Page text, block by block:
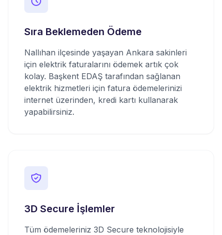
Sıra Beklemeden Ödeme
Nallıhan ilçesinde yaşayan Ankara sakinleri
için elektrik faturalarını ödemek artık çok
kolay. Başkent EDAŞ tarafından sağlanan
elektrik hizmetleri için fatura ödemelerinizi
internet üzerinden, kredi kartı kullanarak
yapabilirsiniz.
3D Secure İşlemler
Tüm ödemeleriniz 3D Secure teknolojisiyle